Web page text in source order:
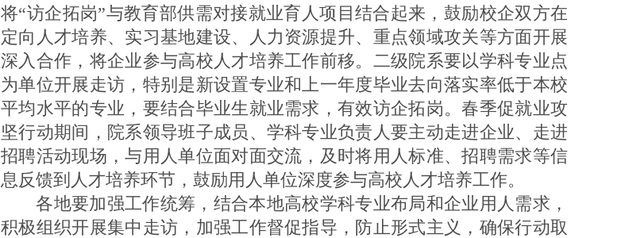
将“访企拓岗”与教育部供需对接就业育人项目结合起来，鼓励校企双方在
定向人才培养、实习基地建设、人力资源提升、重点领域攻关等方面开展
深入合作，将企业参与高校人才培养工作前移。二级院系要以学科专业点
为单位开展走访，特别是新设置专业和上一年度毕业去向落实率低于本校
平均水平的专业，要结合毕业生就业需求，有效访企拓岗。春季促就业攻
坚行动期间，院系领导班子成员、学科专业负责人要主动走进企业、走进
招聘活动现场，与用人单位面对面交流，及时将用人标准、招聘需求等信
息反馈到人才培养环节，鼓励用人单位深度参与高校人才培养工作。
各地要加强工作统筹，结合本地高校学科专业布局和企业用人需求，
积极组织开展集中走访，加强工作督促指导，防止形式主义，确保行动取